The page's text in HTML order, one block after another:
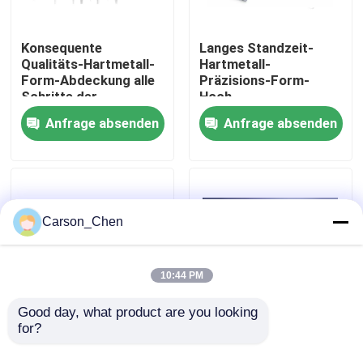
Fabrik-Ausflug
Qualitätskontrolle
Treten Sie mit uns in Verbindung
Fordern Sie ein Zitat
Hartmetalldüse
Konsequente
Qualitäts-Hartmetall-
Form-Abdeckung alle
Schritte der
Herstellung
Anfrage absenden
Langes Standzeit-
Hartmetall-
Präzisions-Form-
Hoch-
Wiederholgenauigkeit
Anfrage absenden
Haltbares Metall, das
Carson_Chen
10:44 PM
Good day, what product are you looking
for?